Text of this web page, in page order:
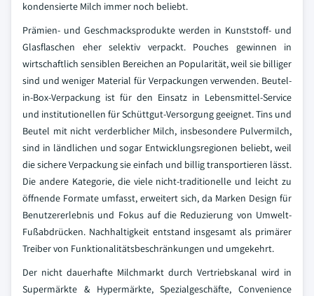
kondensierte Milch immer noch beliebt.
Prämien- und Geschmacksprodukte werden in Kunststoff- und
Glasflaschen eher selektiv verpackt. Pouches gewinnen in
wirtschaftlich sensiblen Bereichen an Popularität, weil sie billiger
sind und weniger Material für Verpackungen verwenden. Beutel-
in-Box-Verpackung ist für den Einsatz in Lebensmittel-Service
und institutionellen für Schüttgut-Versorgung geeignet. Tins und
Beutel mit nicht verderblicher Milch, insbesondere Pulvermilch,
sind in ländlichen und sogar Entwicklungsregionen beliebt, weil
die sichere Verpackung sie einfach und billig transportieren lässt.
Die andere Kategorie, die viele nicht-traditionelle und leicht zu
öffnende Formate umfasst, erweitert sich, da Marken Design für
Benutzererlebnis und Fokus auf die Reduzierung von Umwelt-
Fußabdrücken. Nachhaltigkeit entstand insgesamt als primärer
Treiber von Funktionalitätsbeschränkungen und umgekehrt.
Der nicht dauerhafte Milchmarkt durch Vertriebskanal wird in
Supermärkte & Hypermärkte, Spezialgeschäfte, Convenience